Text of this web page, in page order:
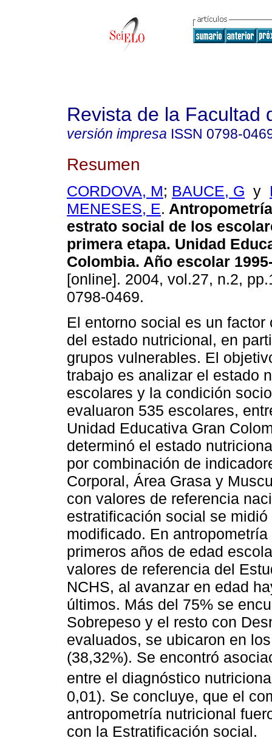
Revista de la Facultad
versión impresa ISSN 0798-
Resumen
CORDOVA, M; BAUCE, G y
MENESES, E.
estrato social de los
primera etapa. Unidad
Colombia. Año escolar
[online]. 2004, vol.27, n.2,
0798-0469.
El entorno social es un factor
del estado nutricional, en
grupos vulnerables. El
trabajo es analizar el estado
escolares y la condición
evaluaron 535 escolares,
Unidad Educativa Gran
determinó el estado
por combinación de
Corporal, Área Grasa y
con valores de referencia
estratificación social se
modificado. En
primeros años de edad
valores de referencia del
NCHS, al avanzar en edad
últimos. Más del 75% se
Sobrepeso y el resto con
evaluados, se ubicaron en
(38,32%). Se encontró
entre el diagnóstico
0,01). Se concluye, que el
antropometría nutricional
con la Estratificación social.